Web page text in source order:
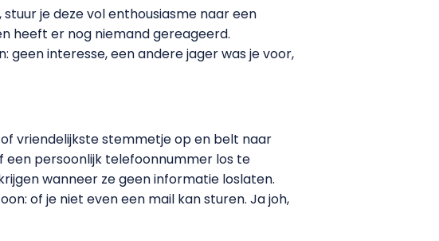
je deze vol enthousiasme naar een
heeft er nog niemand gereageerd.
geen interesse, een andere jager was je voor,
vriendelijkste stemmetje op en belt naar
een persoonlijk telefoonnummer los te
wanneer ze geen informatie loslaten.
of je niet even een mail kan sturen. Ja joh,